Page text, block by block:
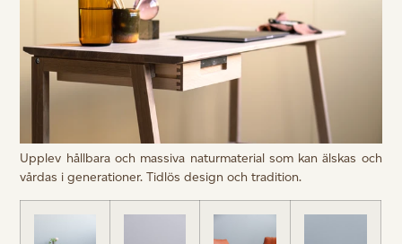
Upplev hållbara och massiva naturmaterial som kan älskas och
vårdas i generationer. Tidlös design och tradition.